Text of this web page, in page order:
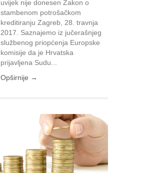
uvijek nije donesen Zakon o
stambenom potrošačkom
kreditiranju Zagreb, 28. travnja
2017. Saznajemo iz jučerašnjeg
službenog priopćenja Europske
komisije da je Hrvatska
prijavljena Sudu...
Opširnije →